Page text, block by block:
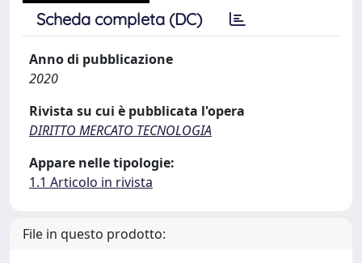
Scheda completa (DC)
Anno di pubblicazione
2020
Rivista su cui è pubblicata l'opera
DIRITTO MERCATO TECNOLOGIA
Appare nelle tipologie:
1.1 Articolo in rivista
File in questo prodotto: